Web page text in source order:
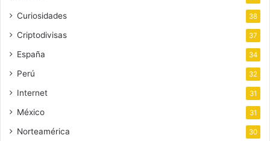
Curiosidades 38
Criptodivisas 37
España 34
Perú 32
Internet 31
México 31
Norteamérica 30